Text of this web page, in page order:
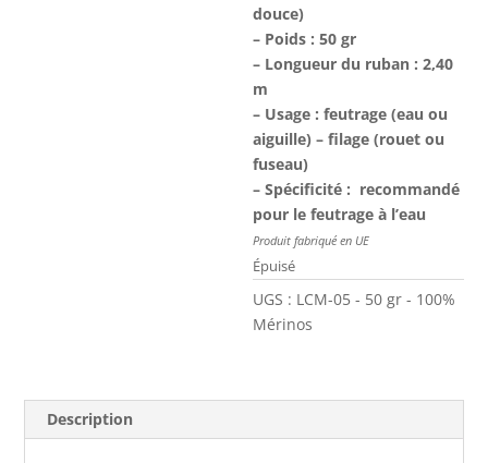
douce)
– Poids : 50 gr
– Longueur du ruban : 2,40
m
– Usage : feutrage (eau ou
aiguille) – filage (rouet ou
fuseau)
– Spécificité : recommandé
pour le feutrage à l’eau
Produit fabriqué en UE
Épuisé
UGS : LCM-05 - 50 gr - 100%
Mérinos
Description